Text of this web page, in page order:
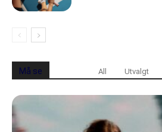
Må se All Utvalgt